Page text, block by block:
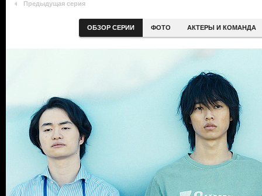
Предыдущая серия
ОБЗОР СЕРИИ ФОТО АКТЕРЫ И КОМАНДА